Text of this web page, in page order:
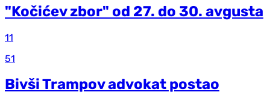
"Kočićev zbor" od 27. do 30. avgusta
11
51
Bivši Trampov advokat postao